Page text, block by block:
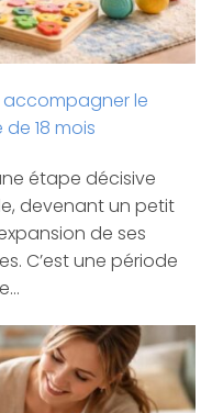
accompagner le
18 mois
étape décisive
devenant un petit
de ses
C’est une période